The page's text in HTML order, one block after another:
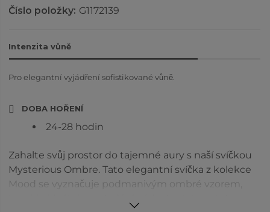
Číslo položky: G1172139
Intenzita vůně
Pro elegantní vyjádření sofistikované vůně.
DOBA HOŘENÍ
24-28 hodin
Zahalte svůj prostor do tajemné aury s naší svíčkou
Mysterious Ombre. Tato elegantní svíčka z kolekce
Mood se vyznačuje podmanivým ombré vzorem,